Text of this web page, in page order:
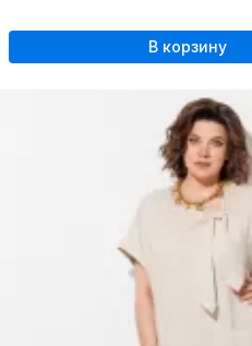
В корзину